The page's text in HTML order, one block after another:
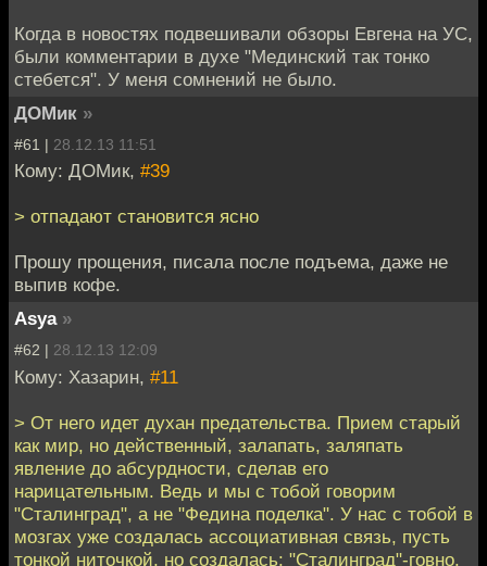
Когда в новостях подвешивали обзоры Евгена на УС,
были комментарии в духе "Мединский так тонко
стебется". У меня сомнений не было.
ДОМик »
#61 | 28.12.13 11:51
Кому: ДОМик, #39
> отпадают становится ясно
Прошу прощения, писала после подъема, даже не
выпив кофе.
Asya »
#62 | 28.12.13 12:09
Кому: Хазарин, #11
> От него идет духан предательства. Прием старый
как мир, но действенный, залапать, заляпать
явление до абсурдности, сделав его
нарицательным. Ведь и мы с тобой говорим
"Сталинград", а не "Федина поделка". У нас с тобой в
мозгах уже создалась ассоциативная связь, пусть
тонкой ниточкой, но создалась: "Сталинград"-говно.